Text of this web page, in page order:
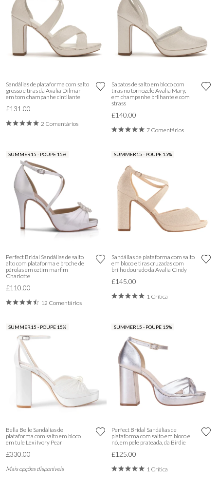
Sandálias de plataforma com salto
grosso e tiras da Avalia Dilmar
em tom champanhe cintilante
£131.00
2 Comentários
Sapatos de salto em bloco com
tiras no tornozelo Avalia Mary,
em champanhe brilhante e com
strass
£140.00
7 Comentários
SUMMER15 - POUPE 15%
Perfect Bridal Sandálias de salto
alto com plataforma e broche de
pérolas em cetim marfim
Charlotte
£110.00
12 Comentários
SUMMER15 - POUPE 15%
Sandálias de plataforma com salto
em bloco e tiras cruzadas com
brilho dourado da Avalia Cindy
£145.00
1 Crítica
SUMMER15 - POUPE 15%
Bella Belle Sandálias de
plataforma com salto em bloco
em tule Lexi Ivory Pearl
£330.00
Mais opções disponíveis
SUMMER15 - POUPE 15%
Perfect Bridal Sandálias de
plataforma com salto em bloco e
nó, em pele prateada, da Birdie
£125.00
1 Crítica